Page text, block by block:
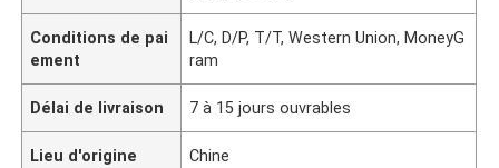
Conditions de pai
ement
L/C, D/P, T/T, Western Union, MoneyG
ram
Délai de livraison 7 à 15 jours ouvrables
Lieu d'origine Chine